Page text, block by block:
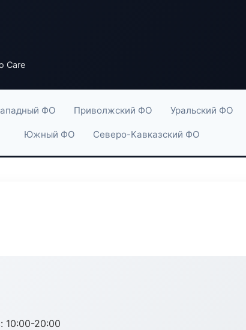
Care
ФО Приволжский ФО Уральский ФО
Южный ФО Северо-Кавказский ФО
10:00-20:00